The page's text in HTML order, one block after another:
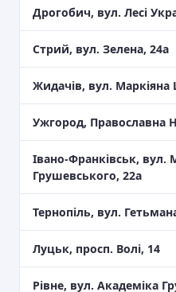
Дрогобич, вул. Лесі
Стрий, вул. Зелена, 24а
Жидачів, вул.
Ужгород, Православна
Івано-Франківськ, вул.
Грушевського, 22а
Тернопіль, вул.
Луцьк, просп. Волі, 14
Рівне, вул. Академіка